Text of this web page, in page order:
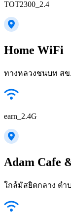
TOT2300_2.4
Home WiFi
ทางหลวงชนบท สข
earn_2.4G
Adam Cafe
ใกล้มัสยิดกลาง ตำ